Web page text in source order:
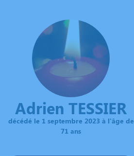
Adrien TESSIER
décédé le 1 septembre 2023 à l'âge de
71 ans